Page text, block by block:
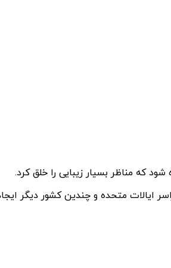
که مناظر بسیار زیبایی را خلق کرد.
شفق‌های شمالی را در سراسر ایالات متحده و